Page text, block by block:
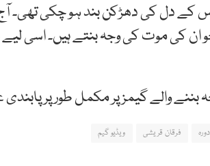
اس کے دل کی دھڑکن بند ہو چکی تھی۔
ان کی موت کی وجہ بنتے ہیں۔ اسی
والے گیمز پر مکمل طور پر
فرقان قریشی ویڈیو گیم